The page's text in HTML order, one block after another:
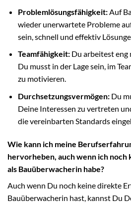
Problemlösungsfähigkeit:Auf
wieder unerwartete Probleme
sein, schnell und effektiv
Teamfähigkeit:Du arbeitest eng
Du musst in der Lage sein, im
zu motivieren.
Durchsetzungsvermögen:Du
Deine Interessen zu vertreten
die vereinbarten Standards
Wie kann ich meine
hervorheben, auch wenn ich
als Bauüberwacherin habe?
Auch wenn Du noch keine direkte
Bauüberwacherin hast, kannst Du